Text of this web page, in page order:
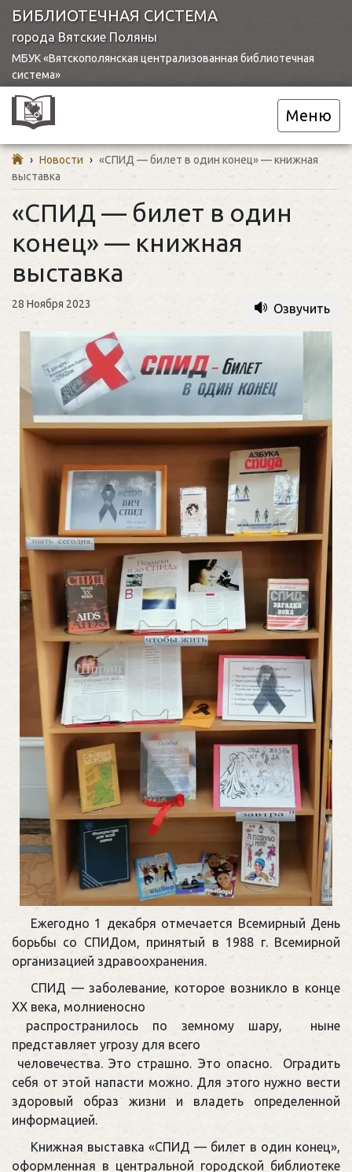
БИБЛИОТЕЧНАЯ СИСТЕМА
города Вятские Поляны
МБУК «Вятскополянская централизованная библиотечная
система»
Меню
› Новости › «СПИД — билет в один конец» — книжная
выставка
«СПИД — билет в один
конец» — книжная
выставка
28 Ноября 2023 Озвучить
Ежегодно 1 декабря отмечается Всемирный День
борьбы со СПИДом, принятый в 1988 г. Всемирной
организацией здравоохранения.
СПИД — заболевание, которое возникло в конце
XX века, молниеносно
распространилось по земному шару, ныне
представляет угрозу для всего
человечества. Это страшно. Это опасно. Оградить
себя от этой напасти можно. Для этого нужно вести
здоровый образ жизни и владеть определенной
информацией.
Книжная выставка «СПИД — билет в один конец»,
оформленная в центральной городской библиотеке